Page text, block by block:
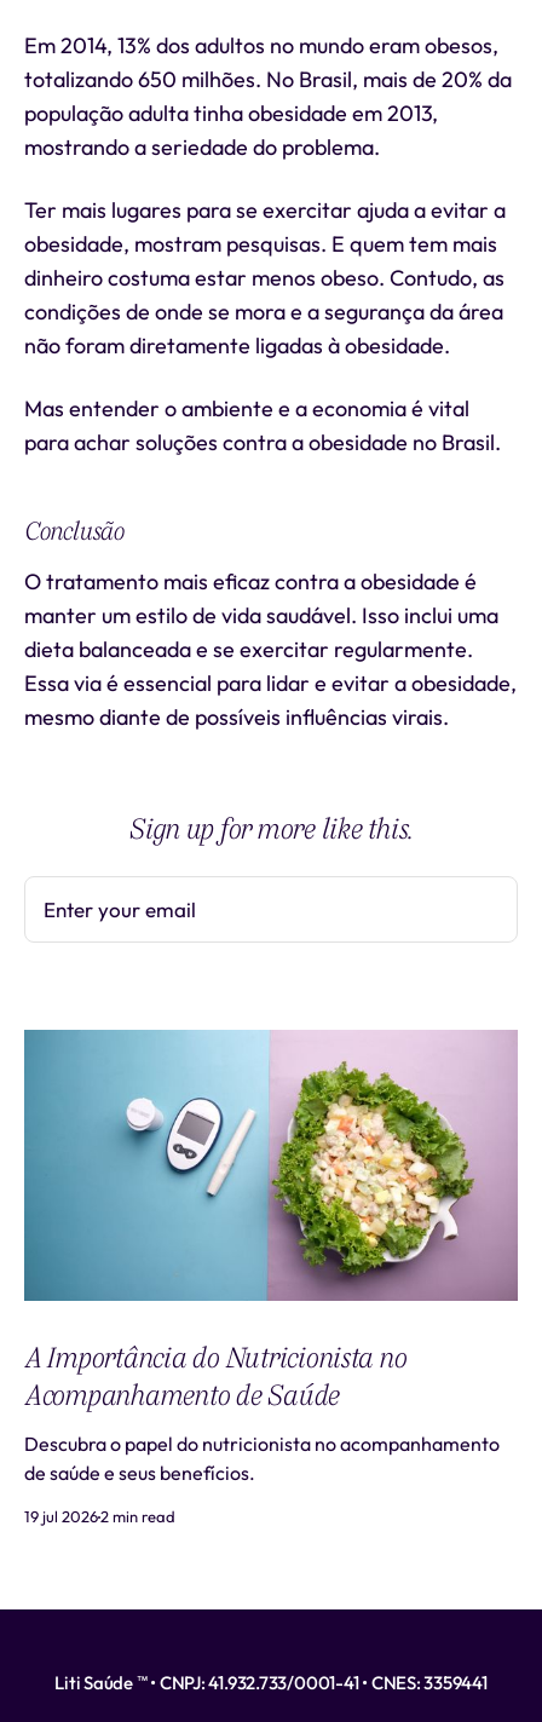
Em 2014, 13% dos adultos no mundo eram obesos,
totalizando 650 milhões. No Brasil, mais de 20% da
população adulta tinha obesidade em 2013,
mostrando a seriedade do problema.
Ter mais lugares para se exercitar ajuda a evitar a
obesidade, mostram pesquisas. E quem tem mais
dinheiro costuma estar menos obeso. Contudo, as
condições de onde se mora e a segurança da área
não foram diretamente ligadas à obesidade.
Mas entender o ambiente e a economia é vital
para achar soluções contra a obesidade no Brasil.
Conclusão
O tratamento mais eficaz contra a obesidade é
manter um estilo de vida saudável. Isso inclui uma
dieta balanceada e se exercitar regularmente.
Essa via é essencial para lidar e evitar a obesidade,
mesmo diante de possíveis influências virais.
Sign up for more like this.
Enter your email
A Importância do Nutricionista no
Acompanhamento de Saúde
Descubra o papel do nutricionista no acompanhamento
de saúde e seus benefícios.
19 jul 20262 min read
Liti Saúde ™ • CNPJ: 41.932.733/0001-41 • CNES: 3359441